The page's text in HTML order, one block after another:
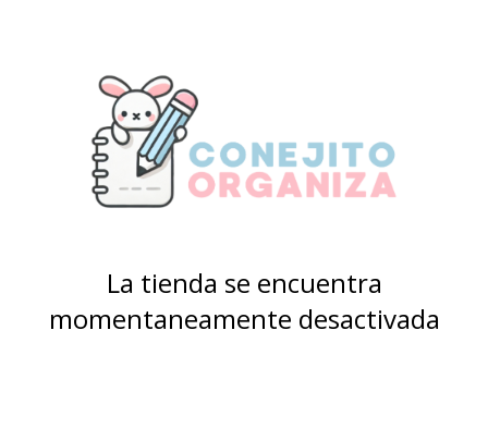
La tienda se encuentra
momentaneamente desactivada